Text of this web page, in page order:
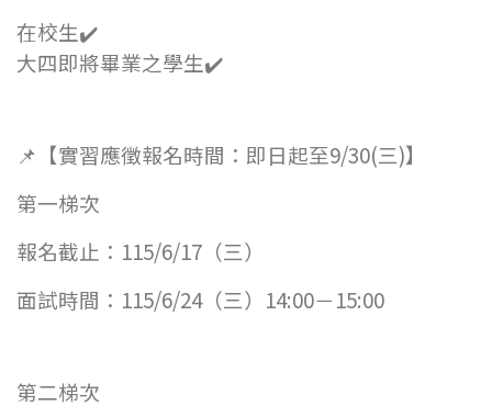
在校生✔️
大四即將畢業之學生✔️
📌【實習應徵報名時間：即日起至9/30(三)】
第一梯次
報名截止：115/6/17（三）
面試時間：115/6/24（三）14:00－15:00
第二梯次